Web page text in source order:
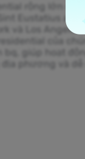
rộng lớn của
Eustatius
và Los Angeles
của
bq, giúp hoạt
phương và